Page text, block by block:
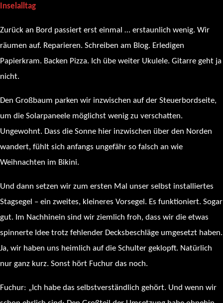
Inselalltag
Zurück an Bord passiert erst einmal … erstaunlich wenig. Wir
räumen auf. Reparieren. Schreiben am Blog. Erledigen
Papierkram. Backen Pizza. Ich übe weiter Ukulele. Gitarre geht ja
nicht.
Den Großbaum parken wir inzwischen auf der Steuerbordseite,
um die Solarpaneele möglichst wenig zu verschatten.
Ungewohnt. Dass die Sonne hier inzwischen über den Norden
wandert, fühlt sich anfangs ungefähr so falsch an wie
Weihnachten im Bikini.
Und dann setzen wir zum ersten Mal unser selbst installiertes
Stagsegel – ein zweites, kleineres Vorsegel. Es funktioniert. Sogar
gut. Im Nachhinein sind wir ziemlich froh, dass wir die etwas
spinnerte Idee trotz fehlender Decksbeschläge umgesetzt haben.
Ja, wir haben uns heimlich auf die Schulter geklopft. Natürlich
nur ganz kurz. Sonst hört Fuchur das noch.
Fuchur: „Ich habe das selbstverständlich gehört. Und wenn wir